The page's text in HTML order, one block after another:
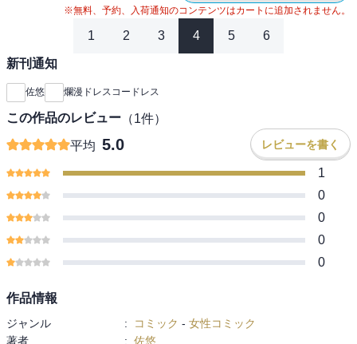
※無料、予約、入荷通知のコンテンツはカートに追加されません。
1 2 3 4 5 6
新刊通知
佐悠 爛漫ドレスコードレス
この作品のレビュー （1件）
平均 5.0 レビューを書く
1
0
0
0
0
作品情報
ジャンル : コミック - 女性コミック
著者
: 佐悠